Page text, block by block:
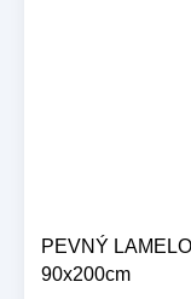
PEVNÝ
90x200cm